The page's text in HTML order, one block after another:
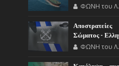
ΦΩΝΗ του
Σώματος -
ΦΩΝΗ του